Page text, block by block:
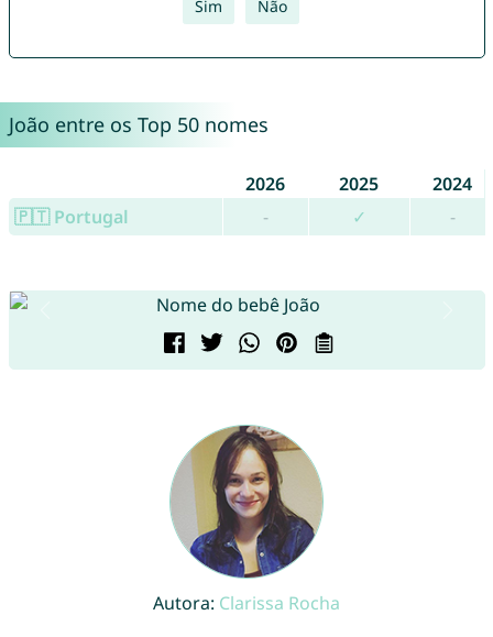
Sim Não
João entre os Top 50 nomes
2026 2025
2024
🇵🇹 Portugal
- ✓ -
Autora: Clarissa Rocha